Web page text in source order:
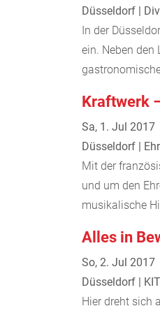
Düsseldorf |
In der
ein. Neben
Kraftwerk
Sa, 1. Jul 2017
Düsseldorf |
Mit der
und um den
musikalische
Alles in
So, 2. Jul 2017
Düsseldorf |
Hier dreht sich